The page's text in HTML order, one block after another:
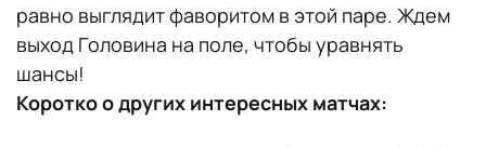
равно выглядит фаворитом в этой паре. Ждем
выход Головина на поле, чтобы уравнять
шансы!
Коротко о других интересных матчах: